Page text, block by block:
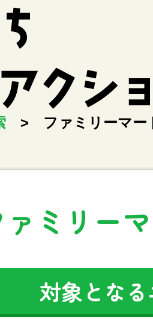
> ファミリーマー
ァミリー
対象とな